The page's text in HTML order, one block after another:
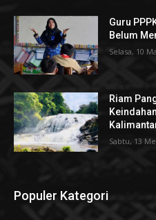
Guru
Belum
Selasa, 10
Riam
Sabtu, 13
Populer Kategori